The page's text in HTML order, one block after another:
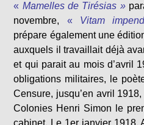
« Mamelles de Tirésias »
novembre,
« Vitam
prépare également une
auxquels il travaillait déjà
et qui parait au mois d’avril
obligations militaires, le
Censure, jusqu’en avril
Colonies Henri Simon le
cabinet. Le 1er janvier 1918,